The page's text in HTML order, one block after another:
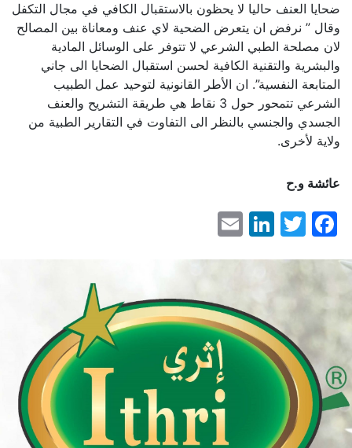
ضحايا العنف حاليا لا يحظون بالاستقبال الكافي في مجال التكفل
وقال ” نرفض ان يتعرض الضحية لاي عنف ومعاناة بين المصالح
لان مصلحة الطبي الشرعي لا تتوفر على الوسائل المادية
والبشرية والتقنية الكافية لحسن استقبال الضحايا الى جاني
المتابعة النفسية”. ان الأطر القانونية لتوحيد عمل الطبيب
الشرعي تتمحور حول 3 نقاط هي طريقة التشريح والعنف
الجسدي والجنسي بالنظر الى التفاوت في التقارير الطبية من
ولاية لأخرى.
عائشة و.ح
Facebook
Twitter
LinkedIn